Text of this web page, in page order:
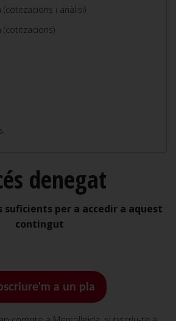
i anàlisi)
(cotitzacions)
denegat
suficients per a accedir a aquest
contingut
a un pla